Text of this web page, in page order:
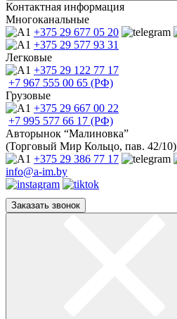
Контактная информация
Многоканальные
+375 29 677 05 20
+375 29 577 93 31
Легковые
+375 29 122 77 17
+7 967 555 00 65 (РФ)
Грузовые
+375 29 667 00 22
+7 995 577 66 17 (РФ)
Авторынок “Малиновка”
(Торговый Мир Кольцо, пав. 42/10)
+375 29 386 77 17
info@a-im.by
Заказать звонок